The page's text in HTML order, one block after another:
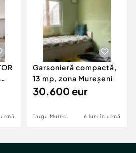
Garsonieră compactă,
13 mp, zona Mureșeni
30.600 eur
Targu Mures 6 luni în urmă